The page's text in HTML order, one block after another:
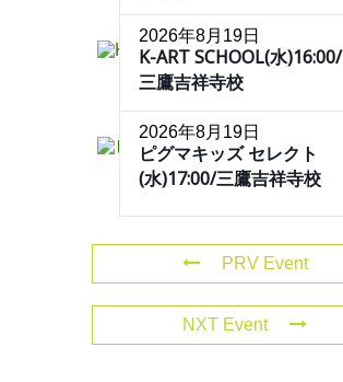
2026年8月19日
K-ART SCHOOL(水)16:00/
三鷹吉祥寺校
2026年8月19日
ピグマキッズ セレクト
(水)17:00/三鷹吉祥寺校
PRV Event
NXT Event